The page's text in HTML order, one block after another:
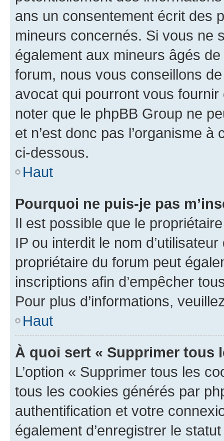
ans un consentement écrit des
mineurs concernés. Si vous ne
également aux mineurs âgés
forum, nous vous conseillons
avocat qui pourront vous
noter que le phpBB Group ne
et n’est donc pas l’organisme
ci-dessous.
Haut
Pourquoi ne puis-je pas
Il est possible que le
IP ou interdit le nom
propriétaire du forum peut
inscriptions afin d’empêcher
Pour plus d’informations,
Haut
À quoi sert « Supprimer tous
L’option « Supprimer tous les
tous les cookies générés par
authentification et votre
également d’enregistrer le